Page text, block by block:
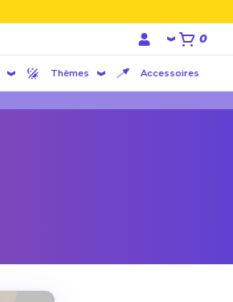
0
Thèmes Accessoires